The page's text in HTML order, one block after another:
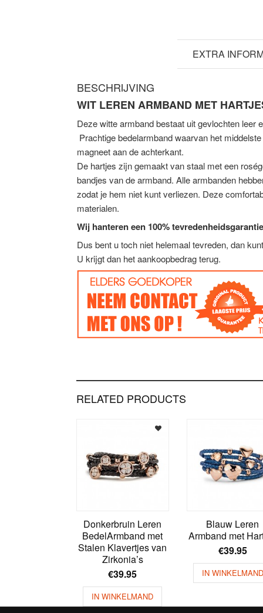
EXTRA
BESCHRIJVING
WIT LEREN ARMBAND MET
Deze witte armband bestaat uit gevlochten leer
Prachtige bedelarmband waarvan het
magneet aan de achterkant.
De hartjes zijn gemaakt van staal met een
bandjes van de armband. Alle armbanden
zodat je hem niet kunt verliezen. Deze
materialen.
Wij hanteren een 100%
Dus bent u toch niet helemaal tevreden, dan
U krijgt dan het aankoopbedrag terug.
RELATED PRODUCTS
Donkerbruin Leren
BedelArmband met
Stalen Klavertjes van
Zirkonia’s
€39.95
IN WINKELMAND
Blauw Leren
Armband met
€39.95
IN WINKELMAND